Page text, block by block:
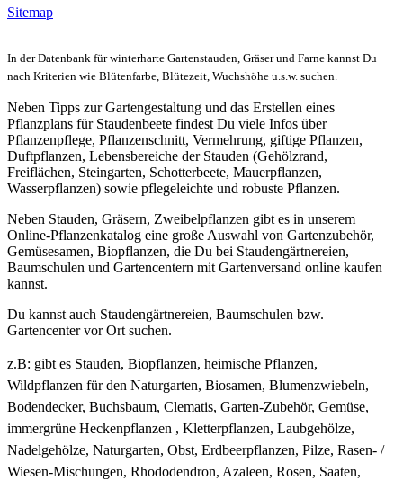
Sitemap
In der Datenbank für winterharte Gartenstauden, Gräser und Farne kannst Du
nach Kriterien wie Blütenfarbe, Blütezeit, Wuchshöhe u.s.w. suchen.
Neben Tipps zur Gartengestaltung und das Erstellen eines
Pflanzplans für Staudenbeete findest Du viele Infos über
Pflanzenpflege, Pflanzenschnitt, Vermehrung, giftige Pflanzen,
Duftpflanzen, Lebensbereiche der Stauden (Gehölzrand,
Freiflächen, Steingarten, Schotterbeete, Mauerpflanzen,
Wasserpflanzen) sowie pflegeleichte und robuste Pflanzen.
Neben Stauden, Gräsern, Zweibelpflanzen gibt es in unserem
Online-Pflanzenkatalog eine große Auswahl von Gartenzubehör,
Gemüsesamen, Biopflanzen, die Du bei Staudengärtnereien,
Baumschulen und Gartencentern mit Gartenversand online kaufen
kannst.
Du kannst auch Staudengärtnereien, Baumschulen bzw.
Gartencenter vor Ort suchen.
z.B: gibt es Stauden, Biopflanzen, heimische Pflanzen,
Wildpflanzen für den Naturgarten, Biosamen, Blumenzwiebeln,
Bodendecker, Buchsbaum, Clematis, Garten-Zubehör, Gemüse,
immergrüne Heckenpflanzen , Kletterpflanzen, Laubgehölze,
Nadelgehölze, Naturgarten, Obst, Erdbeerpflanzen, Pilze, Rasen- /
Wiesen-Mischungen, Rhododendron, Azaleen, Rosen, Saaten,